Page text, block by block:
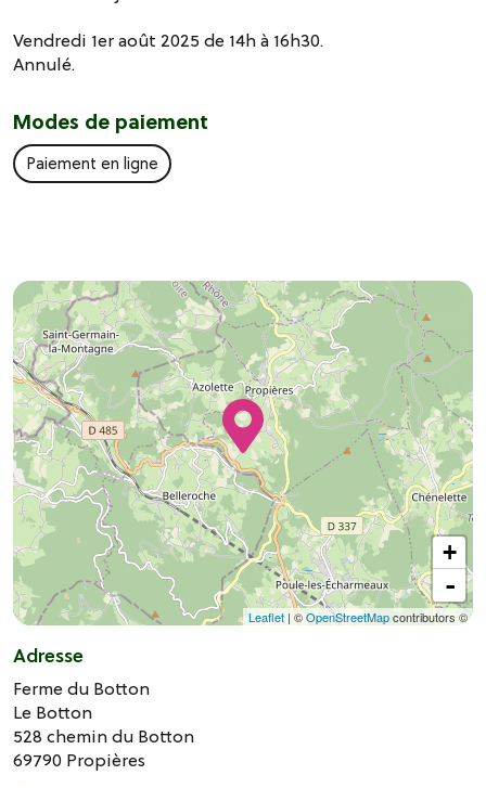
Vendredi 1er août 2025 de 14h à 16h30.
Annulé.
Modes de paiement
Paiement en ligne
+
-
Leaflet | ©OpenStreetMapcontributors ©
Adresse
Ferme du Botton
Le Botton
528 chemin du Botton
69790 Propières